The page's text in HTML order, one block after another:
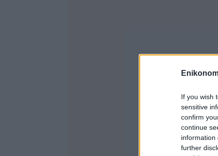
If you wish
sensitive
confirm
continue
information
further